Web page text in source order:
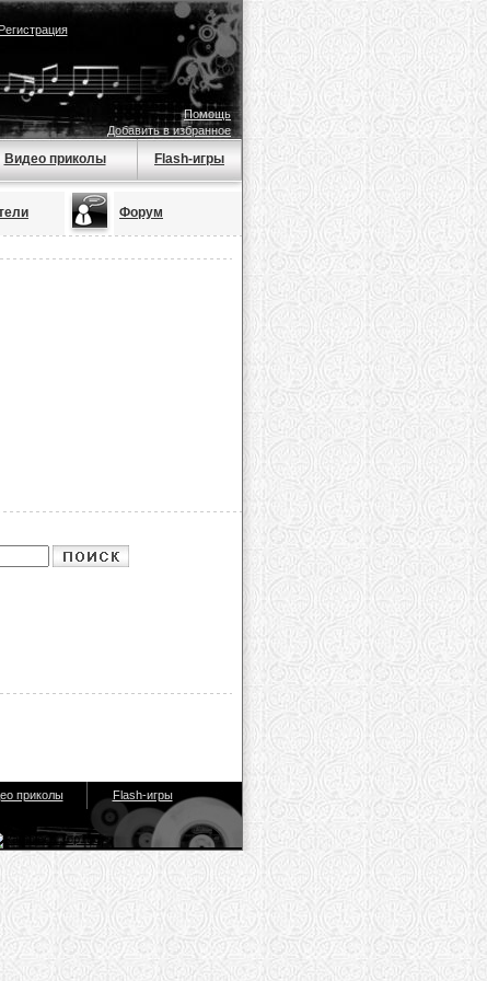
Регистрация
Помощь
Добавить в избранное
Видео приколы Flash-игры
Форум
приколы
Flash-игры